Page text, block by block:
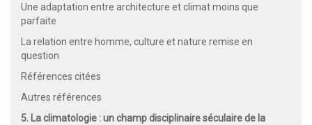
Une adaptation entre architecture et climat moins que
parfaite
La relation entre homme, culture et nature remise en
question
Références citées
Autres références
5. La climatologie : un champ disciplinaire séculaire de la